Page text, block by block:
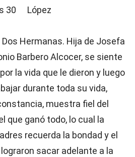
30
Dos Hermanas. Hija de Josefa
Barbero Alcocer, se siente
la vida que le dieron y luego
durante toda su vida,
muestra fiel del
que ganó todo, lo cual la
recuerda la bondad y el
sacar adelante a la